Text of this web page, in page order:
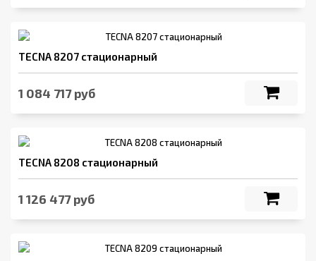
TECNA 8207 стационарный
1 084 717 руб
TECNA 8208 стационарный
1 126 477 руб